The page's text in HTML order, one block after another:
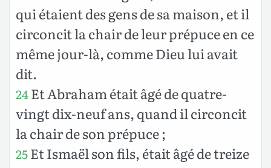
qui étaient des gens de sa maison, et il
circoncit la chair de leur prépuce en ce
même jour-là, comme Dieu lui avait
dit.
24Et Abraham était âgé de quatre-
vingt dix-neuf ans, quand il circoncit
la chair de son prépuce ;
25Et Ismaël son fils, était âgé de treize